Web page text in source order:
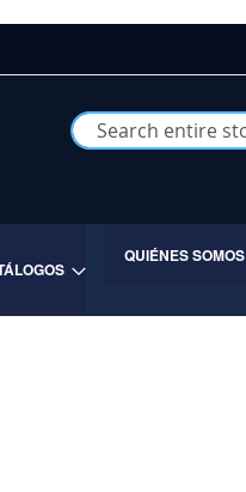
Buscar
QUIÉNES SOMOS